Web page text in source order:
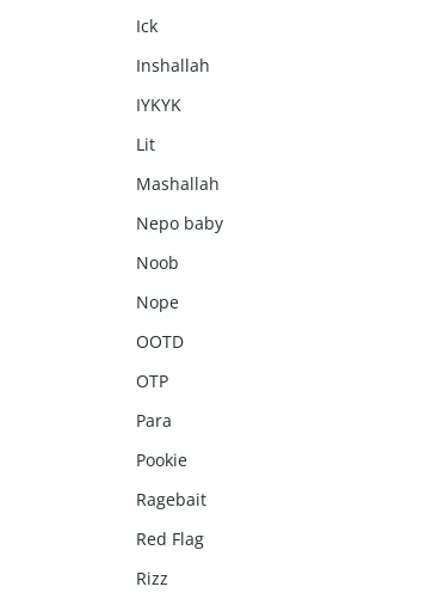
Ick
Inshallah
IYKYK
Lit
Mashallah
Nepo baby
Noob
Nope
OOTD
OTP
Para
Pookie
Ragebait
Red Flag
Rizz